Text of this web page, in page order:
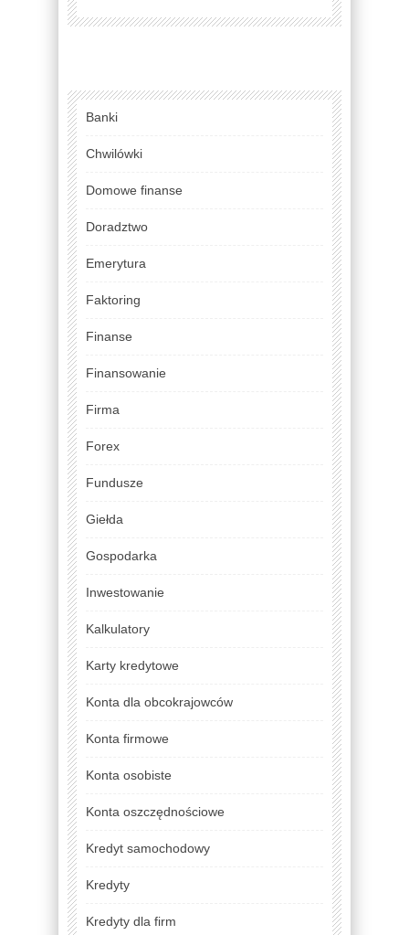
Banki
Chwilówki
Domowe finanse
Doradztwo
Emerytura
Faktoring
Finanse
Finansowanie
Firma
Forex
Fundusze
Giełda
Gospodarka
Inwestowanie
Kalkulatory
Karty kredytowe
Konta dla obcokrajowców
Konta firmowe
Konta osobiste
Konta oszczędnościowe
Kredyt samochodowy
Kredyty
Kredyty dla firm